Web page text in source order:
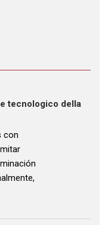
tecnologico della
con